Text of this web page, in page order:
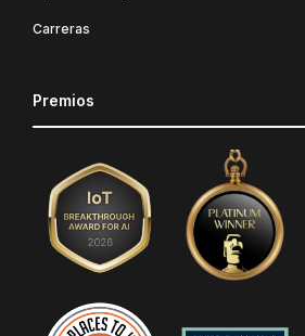
Carreras
Premios